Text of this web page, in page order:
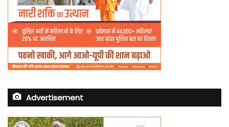
Advertisement